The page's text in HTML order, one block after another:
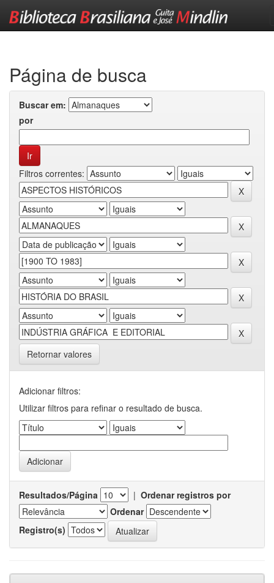
Página de busca
Buscar em:
por
Filtros correntes:
Retornar valores
Adicionar filtros:
Utilizar filtros para refinar o resultado de busca.
Resultados/Página | Ordenar registros por
Ordenar
Registro(s)